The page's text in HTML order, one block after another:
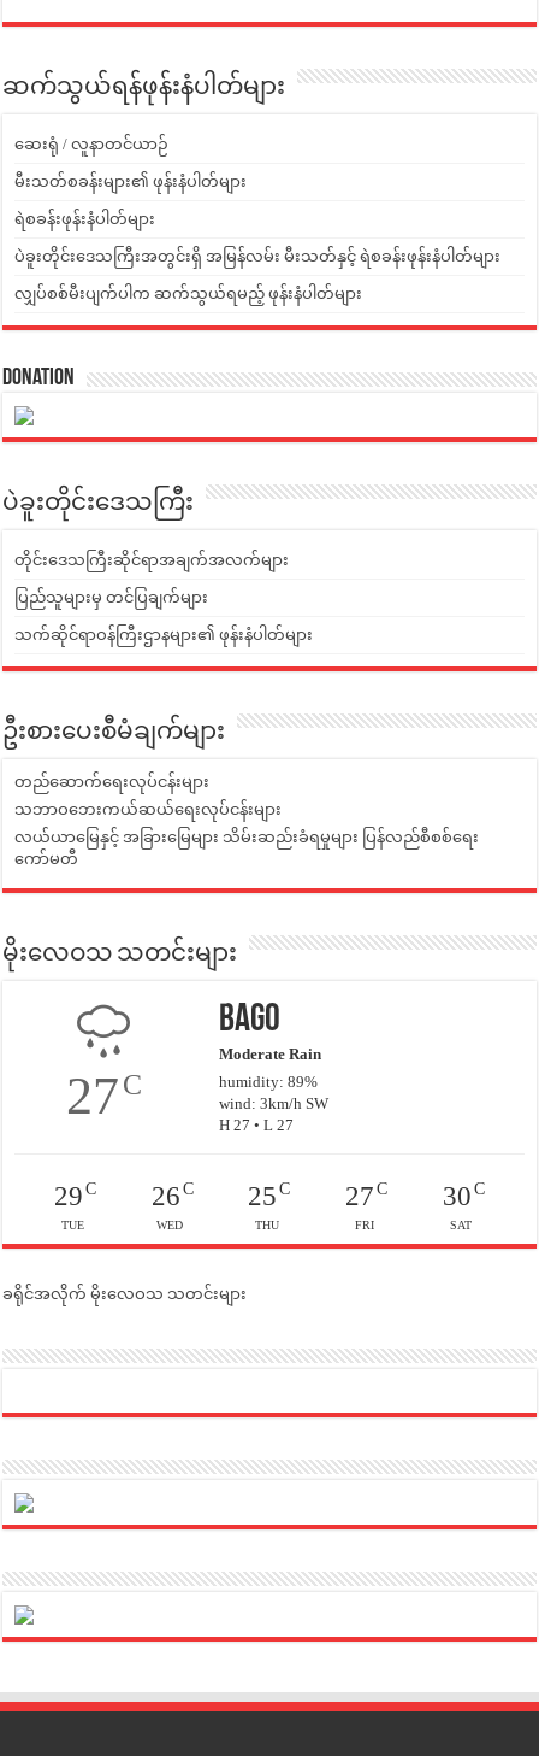
ဆက်သွယ်ရန်ဖုန်းနံပါတ်များ
ဆေးရုံ / လူနာတင်ယာဉ်
မီးသတ်စခန်းများ၏ ဖုန်းနံပါတ်များ
ရဲစခန်းဖုန်းနံပါတ်များ
ပဲခူးတိုင်းဒေသကြီးအတွင်းရှိ အမြန်လမ်း မီးသတ်နှင့် ရဲစခန်းဖုန်းနံပါတ်များ
လျှပ်စစ်မီးပျက်ပါက ဆက်သွယ်ရမည့် ဖုန်းနံပါတ်များ
Donation
ပဲခူးတိုင်းဒေသကြီး
တိုင်းဒေသကြီးဆိုင်ရာအချက်အလက်များ
ပြည်သူများမှ တင်ပြချက်များ
သက်ဆိုင်ရာဝန်ကြီးဌာနများ၏ ဖုန်းနံပါတ်များ
ဦးစားပေးစီမံချက်များ
တည်ဆောက်ရေးလုပ်ငန်းများ
သဘာဝဘေးကယ်ဆယ်ရေးလုပ်ငန်းများ
လယ်ယာမြေနှင့် အခြားမြေများ သိမ်းဆည်းခံရမှုများ ပြန်လည်စီစစ်ရေး
ကော်မတီ
မိုးလေဝသ သတင်းများ
27C
Bago
Moderate Rain
humidity: 89%
wind: 3km/h SW
H 27 • L 27
29C
TUE
26C
WED
25 C
THU
27C
FRI
30C
SAT
ခရိုင်အလိုက် မိုးလေဝသ သတင်းများ